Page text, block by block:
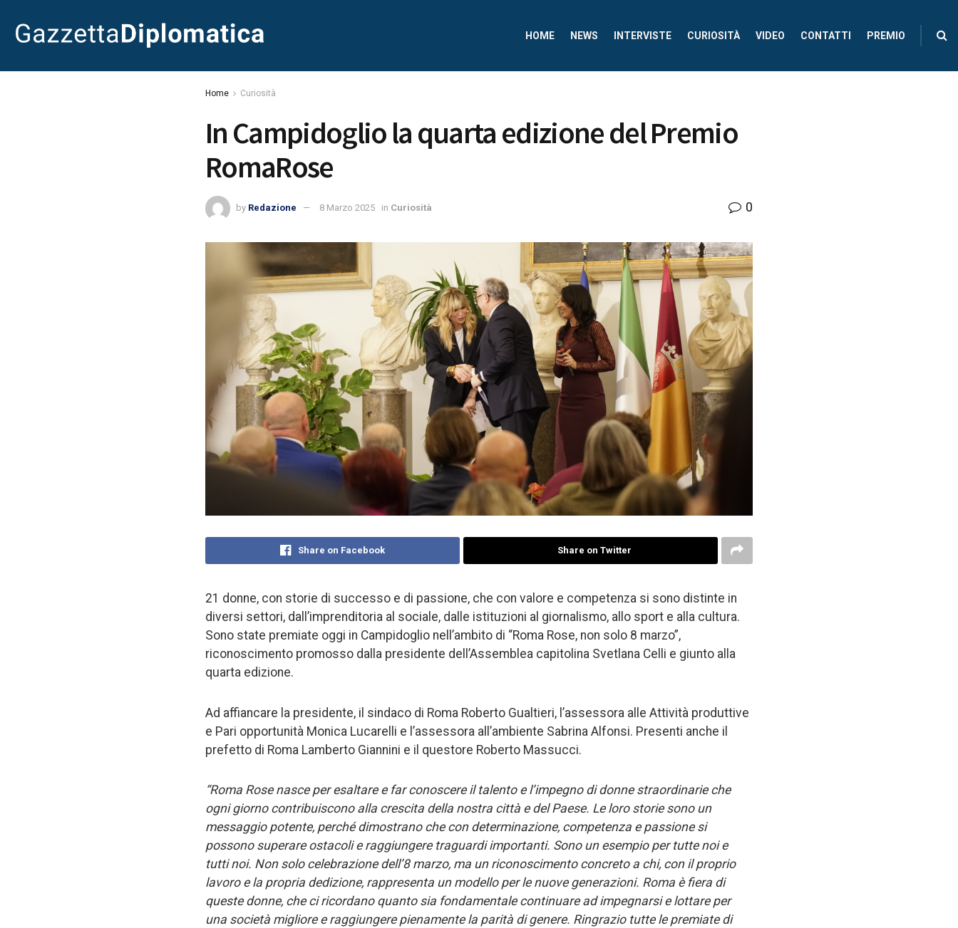
HOME NEWS INTERVISTE CURIOSITÀ VIDEO CONTATTI PREMIO
Home Curiosità
In Campidoglio la quarta edizione del Premio
RomaRose
by Redazione 8 Marzo 2025 in Curiosità 0
Share on Facebook Share on Twitter
21 donne, con storie di successo e di passione, che con valore e competenza si sono distinte in
diversi settori, dall’imprenditoria al sociale, dalle istituzioni al giornalismo, allo sport e alla cultura.
Sono state premiate oggi in Campidoglio nell’ambito di “Roma Rose, non solo 8 marzo”,
riconoscimento promosso dalla presidente dell’Assemblea capitolina Svetlana Celli e giunto alla
quarta edizione.
Ad affiancare la presidente, il sindaco di Roma Roberto Gualtieri, l’assessora alle Attività produttive
e Pari opportunità Monica Lucarelli e l’assessora all’ambiente Sabrina Alfonsi. Presenti anche il
prefetto di Roma Lamberto Giannini e il questore Roberto Massucci.
“Roma Rose nasce per esaltare e far conoscere il talento e l’impegno di donne straordinarie che
ogni giorno contribuiscono alla crescita della nostra città e del Paese. Le loro storie sono un
messaggio potente, perché dimostrano che con determinazione, competenza e passione si
possono superare ostacoli e raggiungere traguardi importanti. Sono un esempio per tutte noi e
tutti noi. Non solo celebrazione dell’8 marzo, ma un riconoscimento concreto a chi, con il proprio
lavoro e la propria dedizione, rappresenta un modello per le nuove generazioni. Roma è fiera di
queste donne, che ci ricordano quanto sia fondamentale continuare ad impegnarsi e lottare per
una società migliore e raggiungere pienamente la parità di genere. Ringrazio tutte le premiate di